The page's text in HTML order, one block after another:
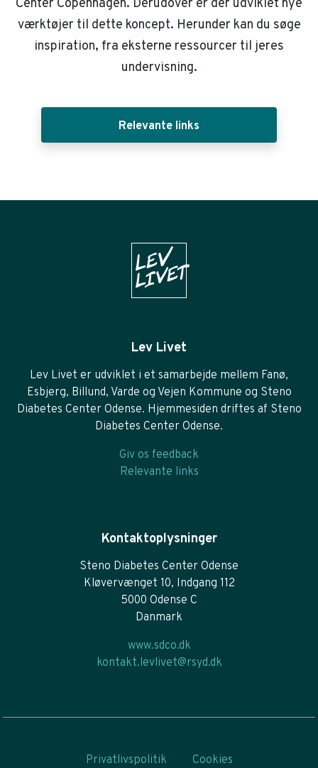
Center Copenhagen. Derudover er der udviklet nye
værktøjer til dette koncept. Herunder kan du søge
inspiration, fra eksterne ressourcer til jeres
undervisning.
Relevante links
Lev Livet
Lev Livet er udviklet i et samarbejde mellem Fanø,
Esbjerg, Billund, Varde og Vejen Kommune og Steno
Diabetes Center Odense. Hjemmesiden driftes af Steno
Diabetes Center Odense.
Giv os feedback
Relevante links
Kontaktoplysninger
Steno Diabetes Center Odense
Kløvervænget 10, Indgang 112
5000 Odense C
Danmark
www.sdco.dk
kontakt.levlivet@rsyd.dk
Privatlivspolitik Cookies